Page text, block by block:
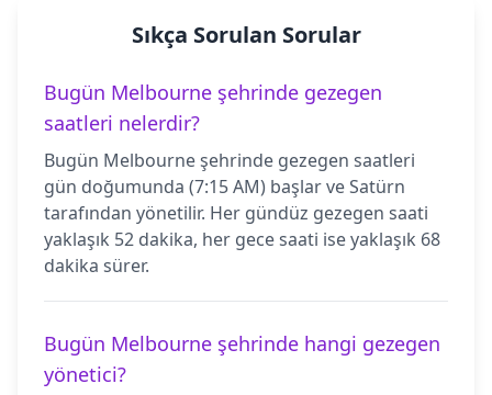
Sıkça Sorulan Sorular
Bugün Melbourne şehrinde gezegen
saatleri nelerdir?
Bugün Melbourne şehrinde gezegen saatleri
gün doğumunda (7:15 AM) başlar ve Satürn
tarafından yönetilir. Her gündüz gezegen saati
yaklaşık 52 dakika, her gece saati ise yaklaşık 68
dakika sürer.
Bugün Melbourne şehrinde hangi gezegen
yönetici?